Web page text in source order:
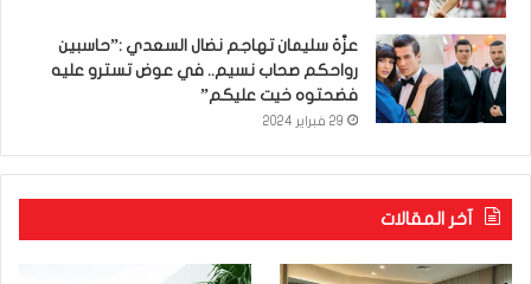
عزّة سليمان تهاجم نضال السعدي :”حاسبين
رواحكم صحاب نسيم.. في عوض تسترو عليه
فضحتوه خيت عليكم”
29 فبراير 2024
آخر المقالات